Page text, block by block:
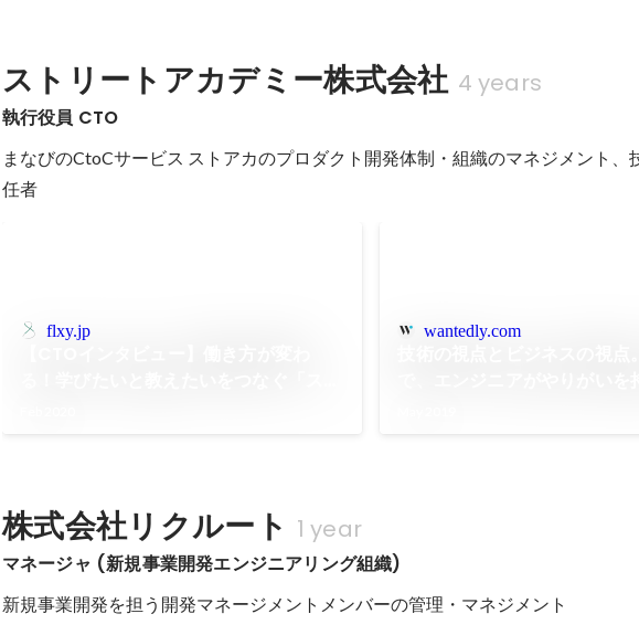
ストリートアカデミー株式会社 4 years
執行役員 CTO
まなびのCtoCサービス ストアカのプロダクト開発体制・組織のマネジメント、
任者
flxy.jp wantedly.com
株式会社リクルート 1 year
マネージャ (新規事業開発エンジニアリング組織)
新規事業開発を担う開発マネージメントメンバーの管理・マネジメント